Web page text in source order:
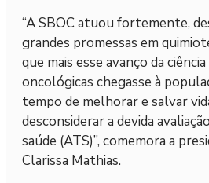
“A SBOC atuou fortemente,
grandes promessas em
que mais esse avanço da
oncológicas chegasse à
tempo de melhorar e salvar
desconsiderar a devida
saúde (ATS)”, comemora a
Clarissa Mathias.